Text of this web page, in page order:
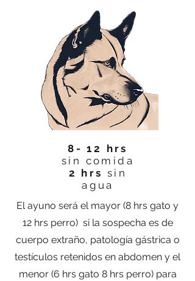
8- 12 hrs
sin comida
2 hrs sin
agua
El ayuno será el mayor (8 hrs gato y
12 hrs perro) si la sospecha es de
cuerpo extraño, patología gástrica o
testículos retenidos en abdomen y el
menor (6 hrs gato 8 hrs perro) para